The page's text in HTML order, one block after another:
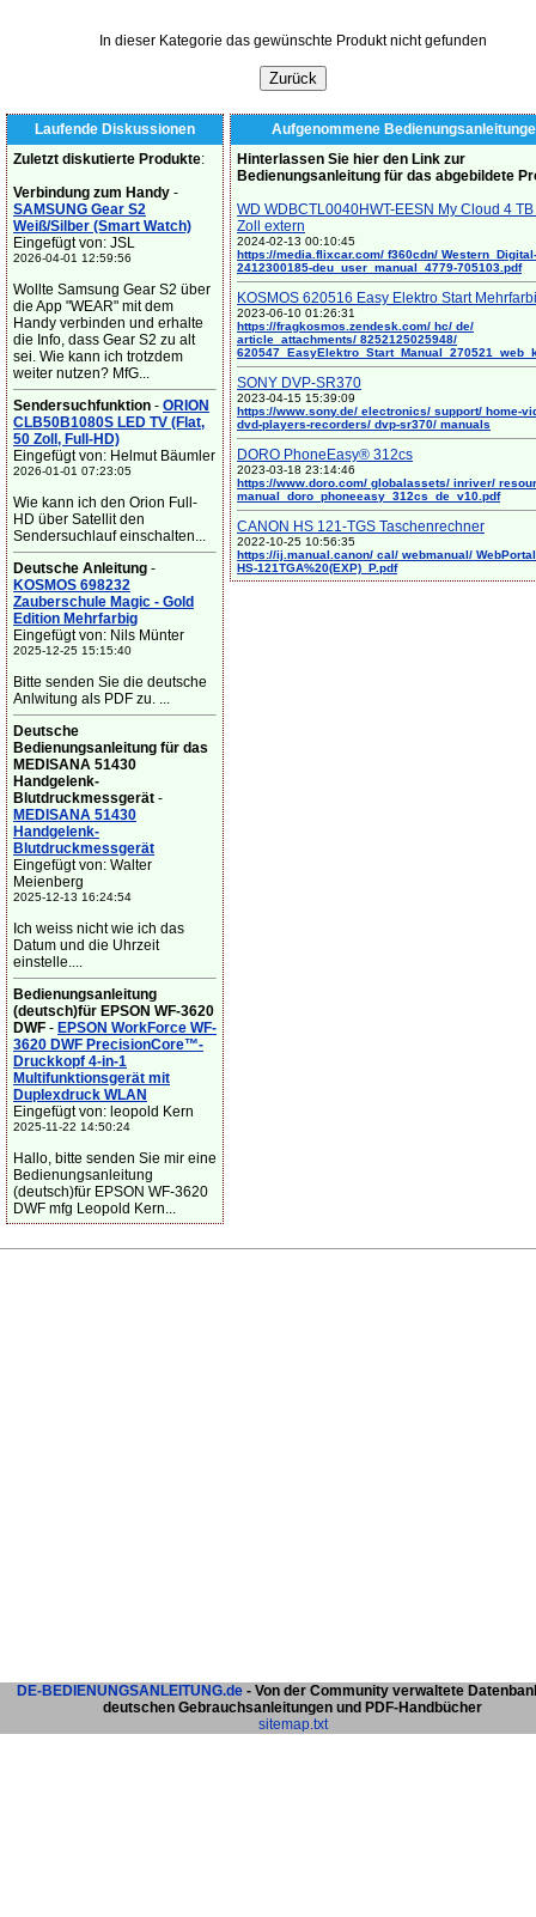
In dieser Kategorie das gewünschte Produkt nicht gefunden
Laufende Diskussionen
Zuletzt diskutierte Produkte:
Verbindung zum Handy -
SAMSUNG Gear S2
Weiß/Silber (Smart Watch)
Eingefügt von: JSL
2026-04-01 12:59:56
Wollte Samsung Gear S2 über
die App "WEAR" mit dem
Handy verbinden und erhalte
die Info, dass Gear S2 zu alt
sei. Wie kann ich trotzdem
weiter nutzen? MfG...
Sendersuchfunktion - ORION
CLB50B1080S LED TV (Flat,
50 Zoll, Full-HD)
Eingefügt von: Helmut Bäumler
2026-01-01 07:23:05
Wie kann ich den Orion Full-
HD über Satellit den
Sendersuchlauf einschalten...
Deutsche Anleitung -
KOSMOS 698232
Zauberschule Magic - Gold
Edition Mehrfarbig
Eingefügt von: Nils Münter
2025-12-25 15:15:40
Bitte senden Sie die deutsche
Anlwitung als PDF zu. ...
Deutsche
Bedienungsanleitung für das
MEDISANA 51430
Handgelenk-
Blutdruckmessgerät -
MEDISANA 51430
Handgelenk-
Blutdruckmessgerät
Eingefügt von: Walter
Meienberg
2025-12-13 16:24:54
Ich weiss nicht wie ich das
Datum und die Uhrzeit
einstelle....
Bedienungsanleitung
(deutsch)für EPSON WF-3620
DWF - EPSON WorkForce WF-
3620 DWF PrecisionCore™-
Druckkopf 4-in-1
Multifunktionsgerät mit
Duplexdruck WLAN
Eingefügt von: leopold Kern
2025-11-22 14:50:24
Hallo, bitte senden Sie mir eine
Bedienungsanleitung
(deutsch)für EPSON WF-3620
DWF mfg Leopold Kern...
Aufgenommene
Hinterlassen Sie hier den Link zur
Bedienungsanleitung für das abgebildete
WD WDBCTL0040HWT-EESN My Cloud 4
Zoll extern
2024-02-13 00:10:45
https://media.flixcar.com/ f360cdn/ Western_Digital-
2412300185-deu_user_manual_4779-705103.pdf
KOSMOS 620516 Easy Elektro Start
2023-06-10 01:26:31
https://fragkosmos.zendesk.com/ hc/ de/
article_attachments/ 8252125025948/
SONY DVP-SR370
2023-04-15 15:39:09
https://www.sony.de/ electronics/ support/ home-
dvd-players-recorders/ dvp-sr370/ manuals
DORO PhoneEasy® 312cs
2023-03-18 23:14:46
https://www.doro.com/ globalassets/ inriver/
manual_doro_phoneeasy_312cs_de_v10.pdf
CANON HS 121-TGS Taschenrechner
2022-10-25 10:56:35
https://ij.manual.canon/ cal/ webmanual/
HS-121TGA%20(EXP)_P.pdf
DE-BEDIENUNGSANLEITUNG.de - Von der Community verwaltete
deutschen Gebrauchsanleitungen und PDF-Handbücher
sitemap.txt